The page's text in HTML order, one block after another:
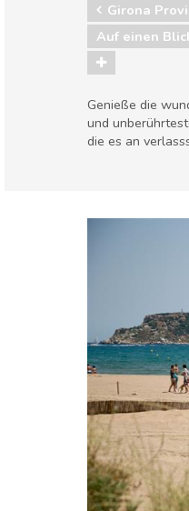
Girona
Auf einen
Genieße die
und
die es an